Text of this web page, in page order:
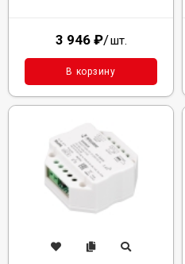
3 946 ₽/шт.
В корзину